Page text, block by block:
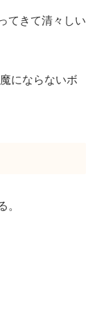
てきて清々しい
にならないボ
。